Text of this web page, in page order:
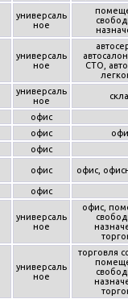
универсаль
ное
универсаль
ное
СТО,
универсаль
ное
офис
офис
офис
офис офис,
офис
универсаль
ное
офис,
универсаль
ное
торговля